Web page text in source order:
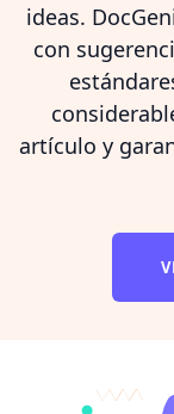
ideas.
con
artículo y